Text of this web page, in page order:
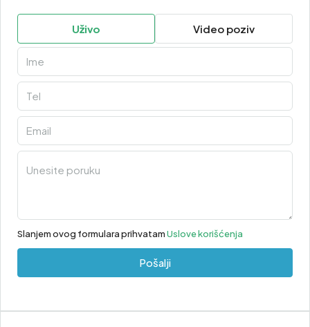
Uživo Video poziv
Slanjem ovog formulara prihvatamUslove korišćenja
Pošalji